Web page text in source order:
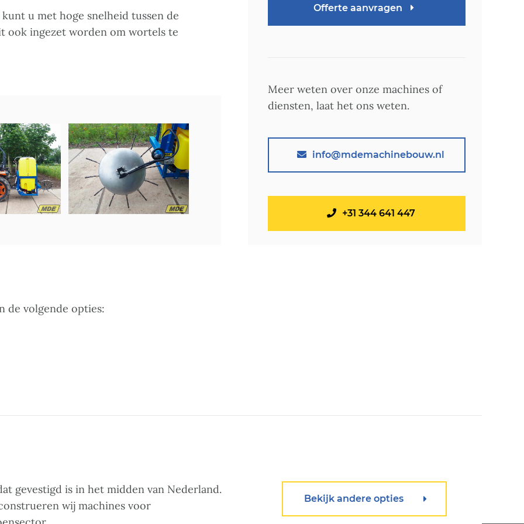
u met hoge snelheid tussen de
ook ingezet worden om wortels te
Offerte aanvragen
Meer weten over onze machines of
diensten, laat het ons weten.
info@mdemachinebouw.nl
+31 344 641 447
de volgende opties:
gevestigd is in het midden van Nederland.
wij machines voor
Bekijk andere opties